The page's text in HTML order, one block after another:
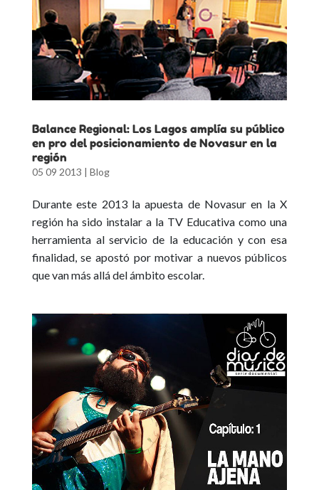
Balance Regional: Los Lagos amplía su público
en pro del posicionamiento de Novasur en la
región
05 09 2013 | Blog
Durante este 2013 la apuesta de Novasur en la X
región ha sido instalar a la TV Educativa como una
herramienta al servicio de la educación y con esa
finalidad, se apostó por motivar a nuevos públicos
que van más allá del ámbito escolar.